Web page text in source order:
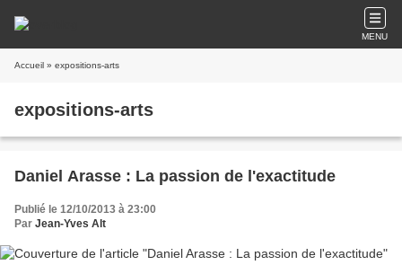
MENU
Accueil » expositions-arts
expositions-arts
Daniel Arasse : La passion de l'exactitude
Publié le 12/10/2013 à 23:00
Par Jean-Yves Alt